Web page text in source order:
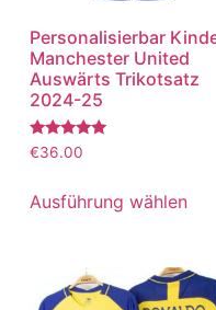
Personalisierbar
Manchester United
Auswärts Trikotsatz
2024-25
Bewertet
mit
von 5
€36.00
Ausführung wählen